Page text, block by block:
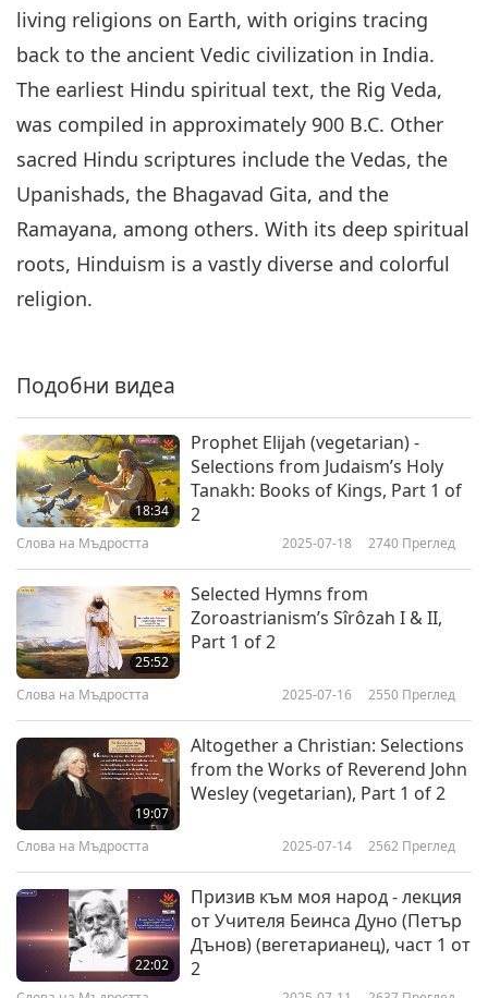
living religions on Earth, with origins tracing
back to the ancient Vedic civilization in India.
The earliest Hindu spiritual text, the Rig Veda,
was compiled in approximately 900 B.C. Other
sacred Hindu scriptures include the Vedas, the
Upanishads, the Bhagavad Gita, and the
Ramayana, among others. With its deep spiritual
roots, Hinduism is a vastly diverse and colorful
religion.
Подобни видеа
18:34
Prophet Elijah (vegetarian) -
Selections from Judaism’s Holy
Tanakh: Books of Kings, Part 1 of
2
Слова на Мъдростта 2025-07-18 2740 Преглед
25:52
Selected Hymns from
Zoroastrianism’s Sîrôzah I & II,
Part 1 of 2
Слова на Мъдростта 2025-07-16 2550 Преглед
19:07
Altogether a Christian: Selections
from the Works of Reverend John
Wesley (vegetarian), Part 1 of 2
Слова на Мъдростта 2025-07-14 2562 Преглед
22:02
Призив към моя народ - лекция
от Учителя Беинса Дуно (Петър
Дънов) (вегетарианец), част 1 от
2